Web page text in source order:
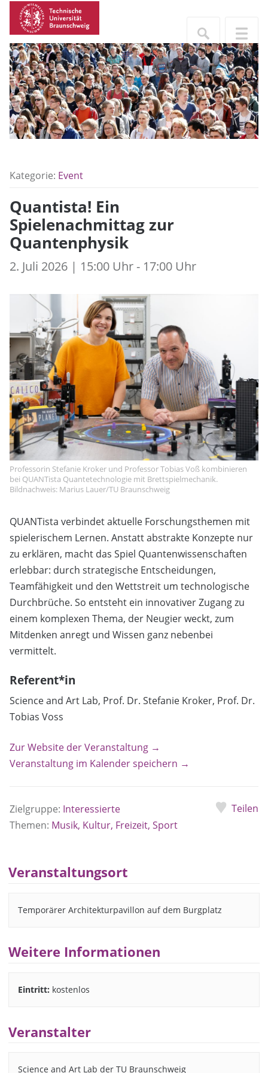
Kategorie: Event
Quantista! Ein
Spielenachmittag zur
Quantenphysik
2. Juli 2026 | 15:00 Uhr - 17:00 Uhr
Professorin Stefanie Kroker und Professor Tobias Voß kombinieren
bei QUANTista Quantetechnologie mit Brettspielmechanik.
Bildnachweis: Marius Lauer/TU Braunschweig
QUANTista verbindet aktuelle Forschungsthemen mit
spielerischem Lernen. Anstatt abstrakte Konzepte nur
zu erklären, macht das Spiel Quantenwissenschaften
erlebbar: durch strategische Entscheidungen,
Teamfähigkeit und den Wettstreit um technologische
Durchbrüche. So entsteht ein innovativer Zugang zu
einem komplexen Thema, der Neugier weckt, zum
Mitdenken anregt und Wissen ganz nebenbei
vermittelt.
Referent*in
Science and Art Lab, Prof. Dr. Stefanie Kroker, Prof. Dr.
Tobias Voss
Zur Website der Veranstaltung →
Veranstaltung im Kalender speichern →
Zielgruppe: Interessierte
Themen: Musik, Kultur, Freizeit, Sport
Teilen
Veranstaltungsort
Temporärer Architekturpavillon auf dem Burgplatz
Weitere Informationen
Eintritt: kostenlos
Veranstalter
Science and Art Lab der TU Braunschweig